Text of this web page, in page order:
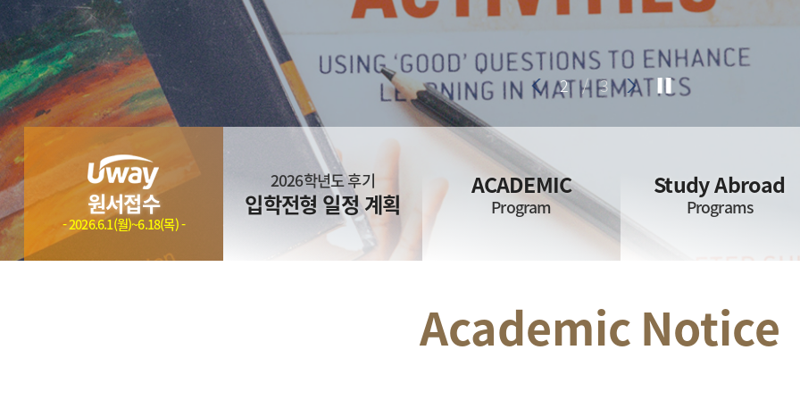
Calendar
3 / 3
원서접수
- 2026.6.1(월)~6.18(목) -
2026학년도 후기
입학전형 일정 계획
ACADEMIC
Program
Study Abroad
Programs